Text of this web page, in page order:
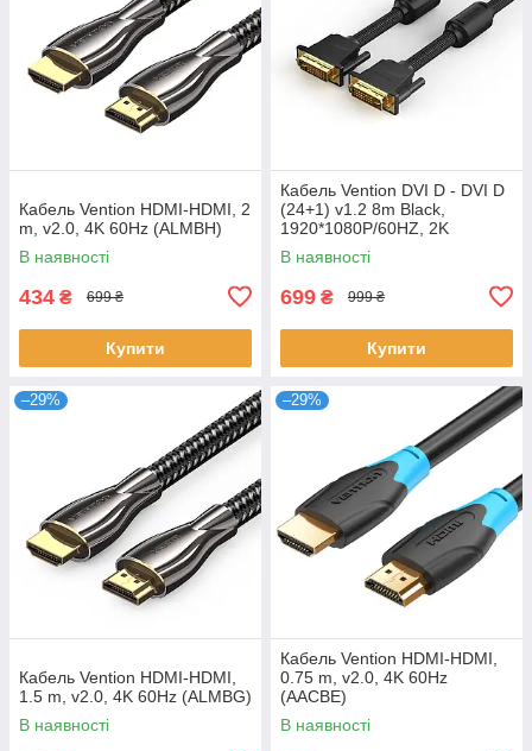
Кабель Vention HDMI-HDMI, 2
m, v2.0, 4K 60Hz (ALMBH)
В наявності
434 ₴ 699 ₴
Купити
Кабель Vention DVI D - DVI D
(24+1) v1.2 8m Black,
1920*1080P/60HZ, 2K
(EAEBK)
В наявності
699 ₴ 999 ₴
Купити
–29%
Кабель Vention HDMI-HDMI,
1.5 m, v2.0, 4K 60Hz (ALMBG)
В наявності
–29%
Кабель Vention HDMI-HDMI,
0.75 m, v2.0, 4K 60Hz
(AACBE)
В наявності